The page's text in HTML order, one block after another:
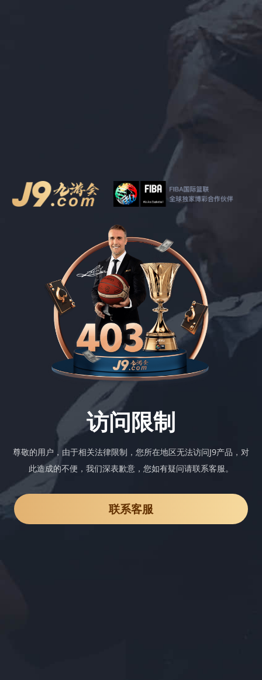
访问限制
尊敬的用户，由于相关法律限制，您所在地区无法访问J9产品，对
此造成的不便，我们深表歉意，您如有疑问请联系客服。
联系客服